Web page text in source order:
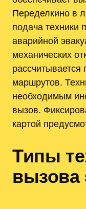
Переделкино в
подача техники
аварийной
механических
рассчитывается
маршрутов.
необходимым
вызов.
картой
Типы
вызова